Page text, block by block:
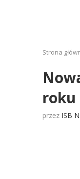
Strona
roku
przez ISB